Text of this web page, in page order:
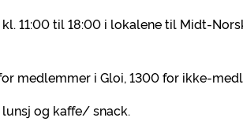
11:00 til 18:00 i lokalene til Midt-Nor
medlemmer i Gloi, 1300 for ikke-
og kaffe/ snack.